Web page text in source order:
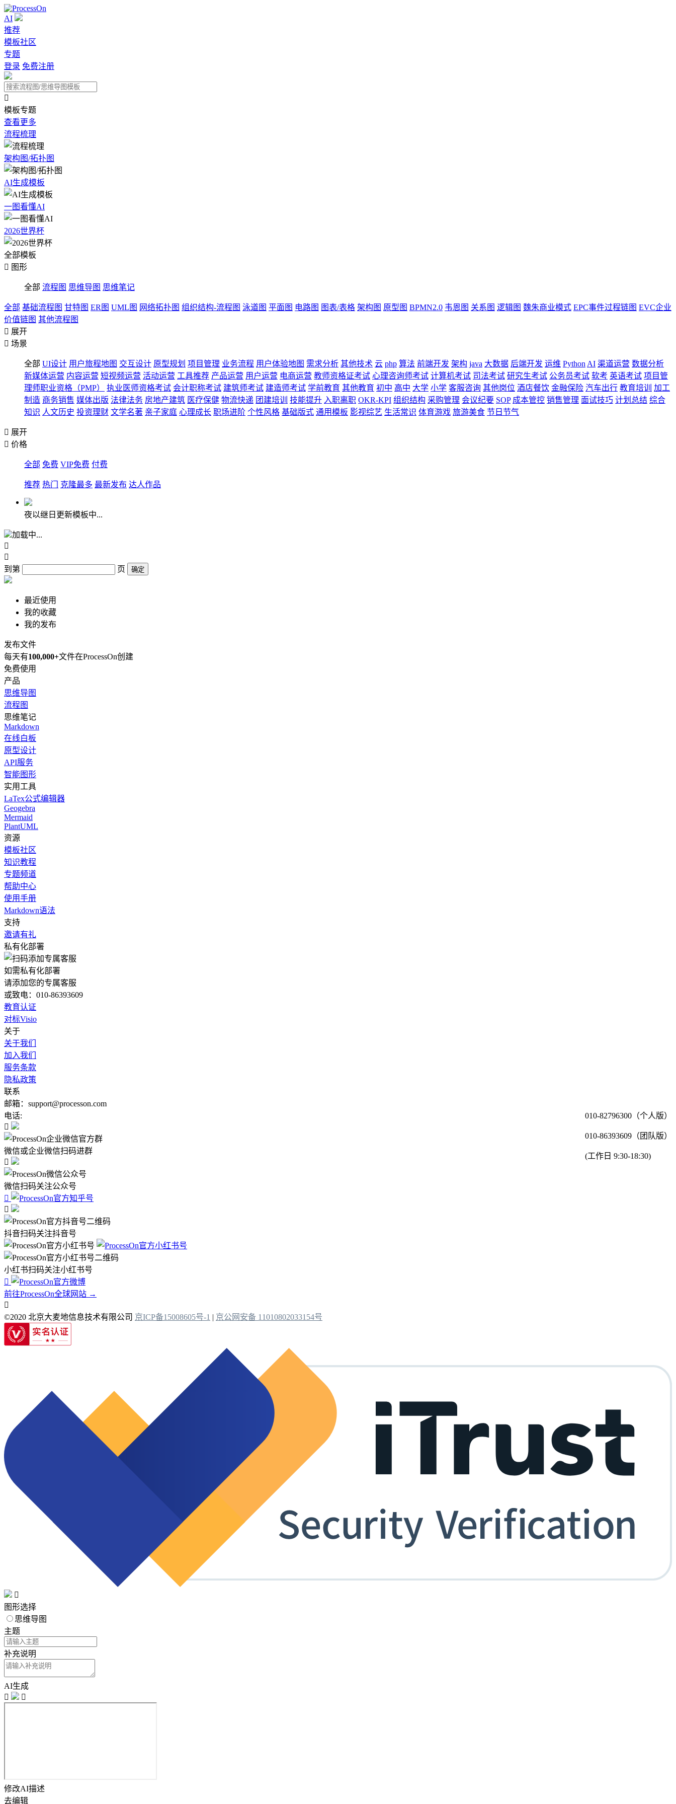
AI
推荐
模板社区
专题
登录 免费注册

模板专题
查看更多
流程梳理
架构图/拓扑图
AI生成模板
一图看懂AI
2026世界杯
全部模板
 图形
全部 流程图 思维导图 思维笔记
全部 基础流程图 甘特图 ER图 UML图 网络拓扑图 组织结构-流程图 泳道图 平面图 电路图 图表/表格 架构图 原型图 BPMN2.0 韦恩图 关系图 逻辑图 魏朱商业模式 EPC事件过程链图 EVC企业
价值链图 其他流程图
 展开
 场景
全部 UI设计 用户旅程地图 交互设计 原型规划 项目管理 业务流程 用户体验地图 需求分析 其他技术 云 php 算法 前端开发 架构 java 大数据 后端开发 运维 Python AI 渠道运营 数据分析
新媒体运营 内容运营 短视频运营 活动运营 工具推荐 产品运营 用户运营 电商运营 教师资格证考试 心理咨询师考试 计算机考试 司法考试 研究生考试 公务员考试 软考 英语考试 项目管
理师职业资格（PMP）
执业医师资格考试 会计职称考试 建筑师考试 建造师考试 学前教育 其他教育 初中 高中 大学 小学 客服咨询 其他岗位 酒店餐饮 金融保险 汽车出行 教育培训
加工
制造 商务销售 媒体出版 法律法务 房地产建筑 医疗保健 物流快递 团建培训 技能提升 入职离职 OKR-KPI 组织结构 采购管理 会议纪要 SOP 成本管控 销售管理 面试技巧 计划总结 综合
知识 人文历史 投资理财 文学名著 亲子家庭 心理成长 职场进阶 个性风格 基础版式 通用模板 影视综艺 生活常识 体育游戏 旅游美食 节日节气
 展开
 价格
全部 免费 VIP免费 付费
推荐 热门 克隆最多 最新发布 达人作品
夜以继日更新模板中...
加载中...


到第
页 确定
最近使用
我的收藏
我的发布
发布文件
每天有100,000+文件在ProcessOn创建
免费使用
产品
思维导图
流程图
思维笔记
Markdown
在线白板
原型设计
API服务
智能图形
实用工具
LaTex公式编辑器
Geogebra
Mermaid
PlantUML
资源
模板社区
知识教程
专题频道
帮助中心
使用手册
Markdown语法
支持
邀请有礼
私有化部署
如需私有化部署
请添加您的专属客服
或致电：010-86393609
教育认证
对标Visio
关于
关于我们
加入我们
服务条款
隐私政策
联系
邮箱：support@processon.com
电话:
010-82796300（个人版）
010-86393609（团队版）
(工作日 9:30-18:30)

微信或企业微信扫码进群

微信扫码关注公众号


抖音扫码关注抖音号
小红书扫码关注小红书号

前往ProcessOn全球网站 →

©2020 北京大麦地信息技术有限公司 京ICP备15008605号-1 | 京公网安备 11010802033154号

图形选择
思维导图
主题
补充说明
AI生成


修改AI描述
去编辑